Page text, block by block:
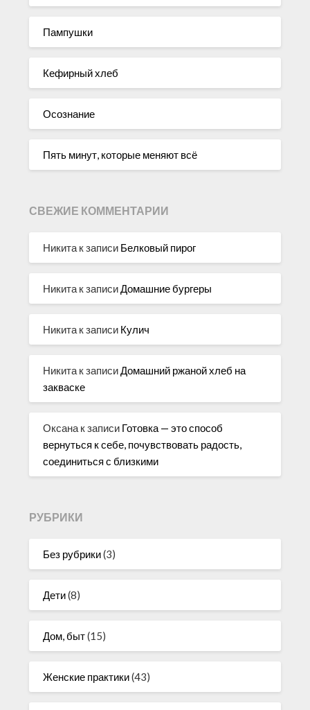
Пампушки
Кефирный хлеб
Осознание
Пять минут, которые меняют всё
СВЕЖИЕ КОММЕНТАРИИ
Никита к записи Белковый пирог
Никита к записиДомашние бургеры
Никита к записи Кулич
Никита к записиДомашний ржаной хлеб на
закваске
Оксана к записи Готовка — это способ
вернуться к себе, почувствовать радость,
соединиться с близкими
РУБРИКИ
Без рубрики(3)
Дети(8)
Дом, быт(15)
Женские практики(43)